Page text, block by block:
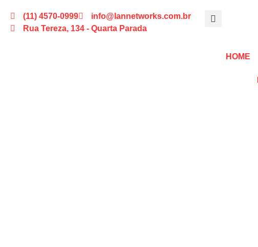
(11) 4570-0999
info@lannetworks.com.br
Rua Tereza, 134 - Quarta Parada
HOME